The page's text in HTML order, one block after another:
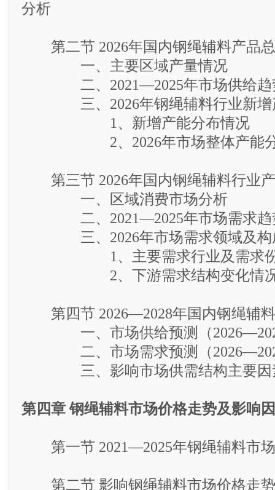
分析
第二节 2026年国内钢绳辅料产品
一、主要区域产量情况
二、2021—2025年市场供给趋势
三、2026年钢绳辅料行业新增
1、新增产能分布情况
2、2026年市场整体产能
第三节 2026年国内钢绳辅料行业产
一、区域消费市场分析
二、2021—2025年市场需求趋势
三、2026年市场需求领域及构
1、主要需求行业及需求份
2、下游需求结构变化情况
第四节 2026—2028年国内钢绳辅料
一、市场供给预测（
二、市场需求预测（
三、影响市场供需结构主要因
第四章 钢绳辅料市场价格走势及影响
第一节 2021—2025年钢绳辅料市
第二节 影响钢绳辅料市场价格走